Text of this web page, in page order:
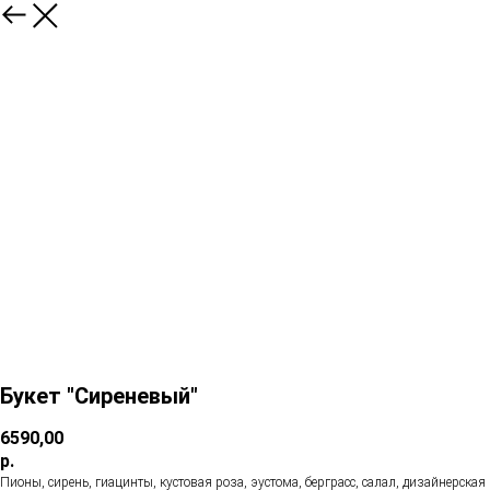
Букет "Сиреневый"
6590,00
р.
Пионы, сирень, гиацинты, кустовая роза, эустома, берграсс, салал, дизайнерская